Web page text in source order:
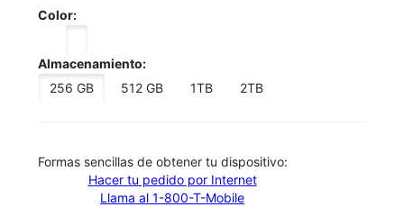
Color:
Almacenamiento:
256 GB
512 GB 1TB 2TB
​​​​​​​Formas sencillas de obtener tu dispositivo:
Hacer tu pedido por Internet
Llama al 1-800-T-Mobile